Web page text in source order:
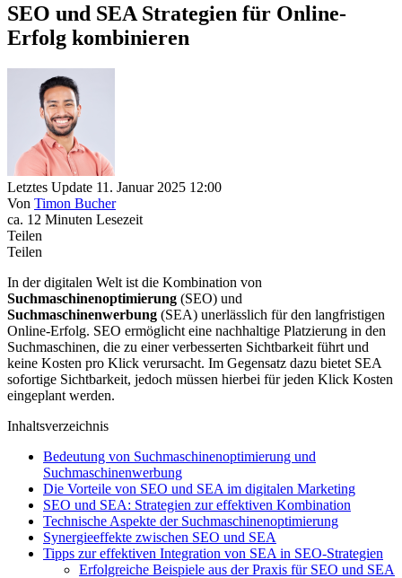
SEO und SEA Strategien für Online-
Erfolg kombinieren
Letztes Update 11. Januar 2025 12:00
Von Timon Bucher
ca. 12 Minuten Lesezeit
Teilen
Teilen
In der digitalen Welt ist die Kombination von
Suchmaschinenoptimierung (SEO) und
Suchmaschinenwerbung (SEA) unerlässlich für den langfristigen
Online-Erfolg. SEO ermöglicht eine nachhaltige Platzierung in den
Suchmaschinen, die zu einer verbesserten Sichtbarkeit führt und
keine Kosten pro Klick verursacht. Im Gegensatz dazu bietet SEA
sofortige Sichtbarkeit, jedoch müssen hierbei für jeden Klick Kosten
eingeplant werden.
Inhaltsverzeichnis
Bedeutung von Suchmaschinenoptimierung und
Suchmaschinenwerbung
Die Vorteile von SEO und SEA im digitalen Marketing
SEO und SEA: Strategien zur effektiven Kombination
Technische Aspekte der Suchmaschinenoptimierung
Synergieeffekte zwischen SEO und SEA
Tipps zur effektiven Integration von SEA in SEO-Strategien
Erfolgreiche Beispiele aus der Praxis für SEO und SEA